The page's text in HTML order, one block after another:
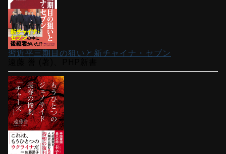
習近平三期目の狙いと新チャイナ・セブン